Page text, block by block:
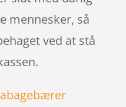
mennesker, så
ved at stå